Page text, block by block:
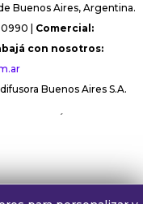
Buenos Aires, Argentina.
| Comercial:
con nosotros:
Buenos Aires S.A.
´